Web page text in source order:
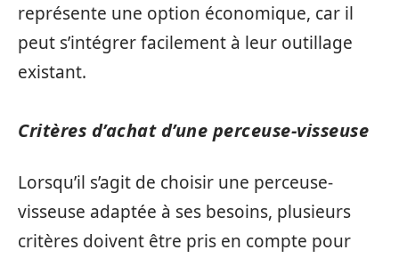
représente une option économique, car il
peut s’intégrer facilement à leur outillage
existant.
Critères d’achat d’une perceuse-visseuse
Lorsqu’il s’agit de choisir une perceuse-
visseuse adaptée à ses besoins, plusieurs
critères doivent être pris en compte pour